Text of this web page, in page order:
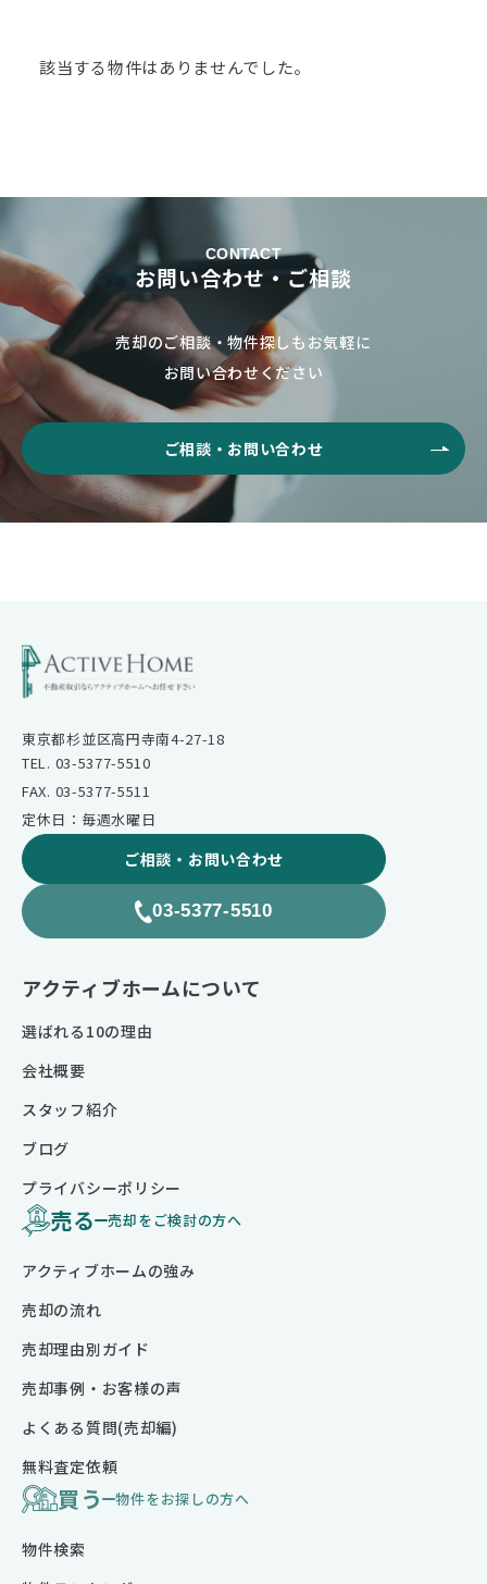
該当する物件はありませんでした。
CONTACT
お問い合わせ・ご相談
売却のご相談・物件探しもお気軽に
お問い合わせください
ご相談・お問い合わせ
東京都杉並区高円寺南4-27-18
TEL. 03-5377-5510
FAX. 03-5377-5511
定休日：毎週水曜日
ご相談・お問い合わせ
03-5377-5510
売る 売却をご検討の方へ
アクティブホームの強み
売却の流れ
売却理由別ガイド
売却事例・お客様の声
よくある質問(売却編)
無料査定依頼
買う 物件をお探しの方へ
物件検索
アクティブホームについて
選ばれる10の理由
会社概要
スタッフ紹介
ブログ
プライバシーポリシー